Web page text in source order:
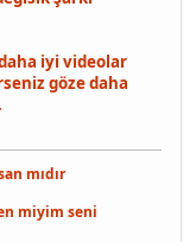
iyi videolar
göze daha
mıdır
miyim seni